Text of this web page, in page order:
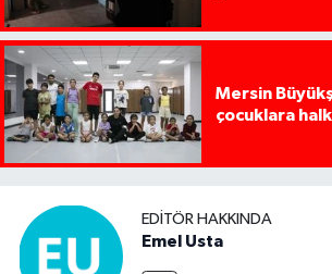
Mersin
çocuklara
EDITÖR HAKKINDA
Emel Usta